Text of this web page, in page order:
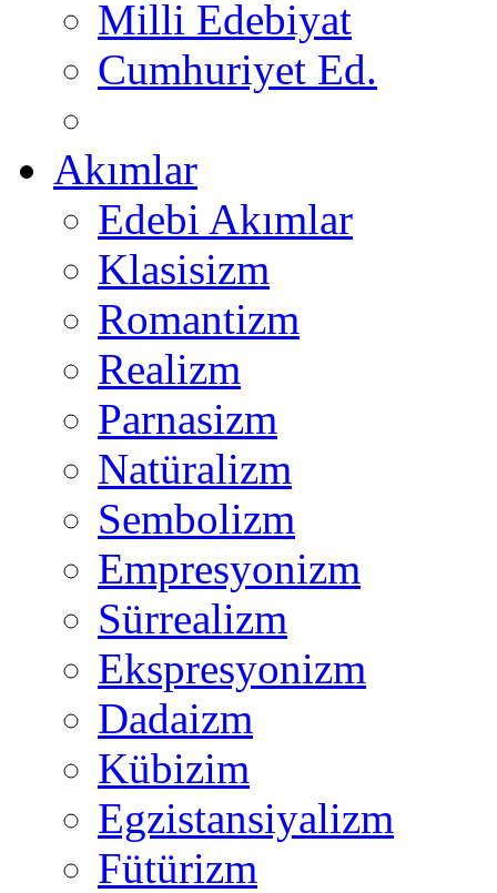
Milli Edebiyat
Cumhuriyet Ed.
Akımlar
Edebi Akımlar
Klasisizm
Romantizm
Realizm
Parnasizm
Natüralizm
Sembolizm
Empresyonizm
Sürrealizm
Ekspresyonizm
Dadaizm
Kübizim
Egzistansiyalizm
Fütürizm